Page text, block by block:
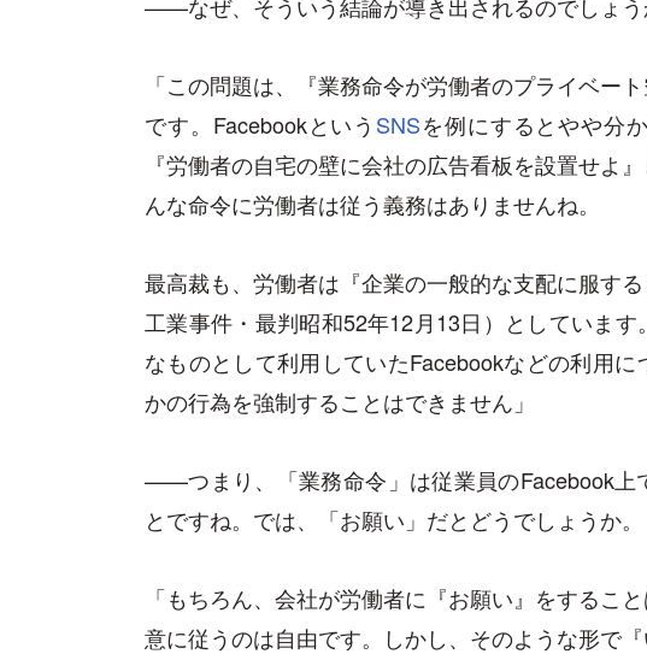
「この問題は、『業務命令が労働者のプライベー
です。Facebookという SNSを例にするとやや分
『労働者の自宅の壁に会社の広告看板を設置せよ
んな命令に労働者は従う義務はありませんね。
最高裁も、労働者は『企業の一般的な支配に服す
工業事件・最判昭和52年12月13日）としていま
なものとして利用していたFacebookなどの利用
かの行為を強制することはできません」
——つまり、「業務命令」は従業員のFacebook上
とですね。では、「お願い」だとどうでしょうか。
「もちろん、会社が労働者に『お願い』をするこ
意に従うのは自由です。しかし、そのような形で